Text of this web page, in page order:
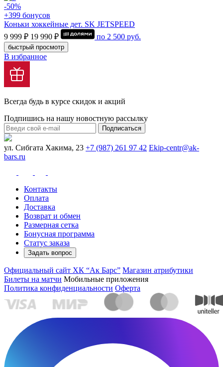
-50%
+399 бонусов
Коньки хоккейные дет. SK JETSPEED
9 999 ₽ 19 990 ₽ по 2 500 руб.
быстрый просмотр
В избранное
Всегда будь в курсе скидок и акций
Подпишись на нашу новостную рассылку
Подписаться
ул. Сибгата Хакима, 23 +7 (987) 261 97 42 Ekip-centr@ak-
bars.ru
Контакты
Оплата
Доставка
Возврат и обмен
Размерная сетка
Бонусная программа
Статус заказа
Задать вопрос
Официальный сайт ХК “Ак Барс” Магазин атрибутики
Билеты на матчи Мобильные приложения
Политика конфиденциальности Оферта